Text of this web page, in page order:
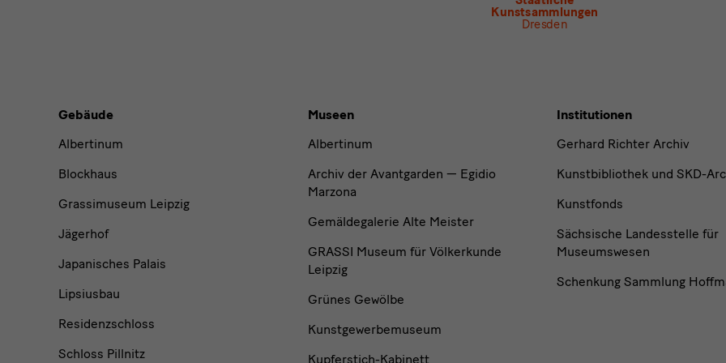
Kunstsammlungen
Dresden
Gebäude,
Museen
und
Institutionen
Gebäude
Albertinum
Blockhaus
Grassimuseum Leipzig
Jägerhof
Japanisches Palais
Lipsiusbau
Residenzschloss
Schloss Pillnitz
Museen
Albertinum
Archiv der Avantgarden — Egidio
Marzona
Gemäldegalerie Alte Meister
GRASSI Museum für Völkerkunde
Leipzig
Grünes Gewölbe
Kunstgewerbemuseum
Kupferstich-Kabinett
Institutionen
Gerhard Richter Archiv
Kunstbibliothek und SKD-
Kunstfonds
Sächsische Landesstelle für
Museumswesen
Schenkung Sammlung